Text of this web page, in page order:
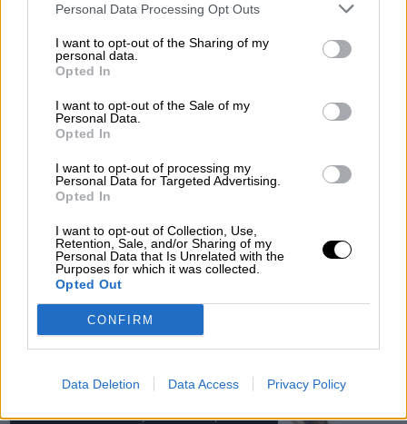
Personal Data Processing Opt Outs
I want to opt-out of the Sharing of my
personal data.
Opted In
I want to opt-out of the Sale of my
Personal Data.
Opted In
I want to opt-out of processing my
Personal Data for Targeted Advertising.
Opted In
I want to opt-out of Collection, Use,
Retention, Sale, and/or Sharing of my
Personal Data that Is Unrelated with the
Purposes for which it was collected.
Opted Out
CONFIRM
Data Deletion Data Access Privacy Policy
OPINIONES DIVERSAS
¿La ciudadanía de Occidente es
consciente del riesgo de una tercera
Por Álvaro Frutos Rosado y Gabinete Geopolítica de
Crisis
Suelta y confía
María Comesaña
Votantes y votados
Por Juan Manuel Beltrán
Orden Autoritario en Construcción
Por Álvaro Frutos Rosado y Gabinete Geopolítica de